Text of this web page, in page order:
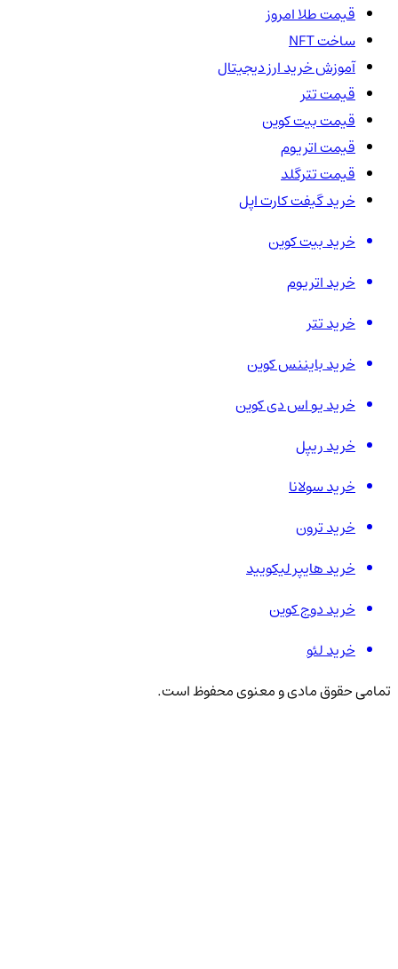
قیمت طلا امروز
ساخت NFT
آموزش خرید ارز دیجیتال
قیمت تتر
قیمت بیت کوین
قیمت اتریوم
قیمت تترگلد
خرید گیفت کارت اپل
خرید بیت کوین
خرید اتریوم
خرید تتر
خرید بایننس کوین
خرید یو اس دی کوین
خرید ریپل
خرید سولانا
خرید ترون
خرید هایپر لیکویید
خرید دوج کوین
خرید لئو
تمامی حقوق مادی و معنوی محفوظ است.